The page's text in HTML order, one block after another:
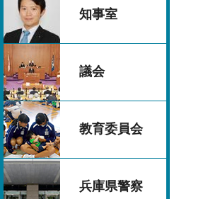
知事室
議会
教育委員会
兵庫県警察